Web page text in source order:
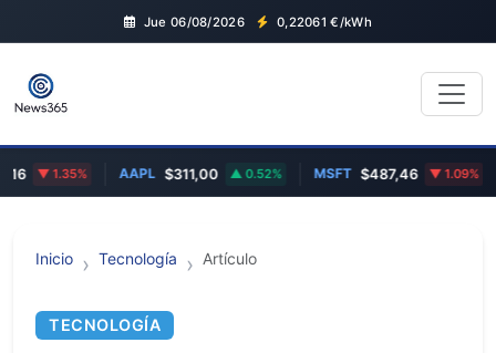
Jue 06/08/2026 0,22061 €/kWh
1.35% AAPL $311,00 0.52% MSFT $487,46 1.09%
Inicio Tecnología Artículo
TECNOLOGÍA